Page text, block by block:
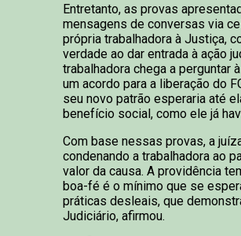
Entretanto, as provas
mensagens de conversas via
própria trabalhadora à Justiça,
verdade ao dar entrada à ação
trabalhadora chega a perguntar
um acordo para a liberação do
seu novo patrão esperaria até
benefício social, como ele já
Com base nessas provas, a
condenando a trabalhadora ao
valor da causa. A providência
boa-fé é o mínimo que se
práticas desleais, que
Judiciário, afirmou.